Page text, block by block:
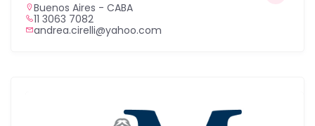
Buenos Aires - CABA
11 3063 7082
andrea.cirelli@yahoo.com